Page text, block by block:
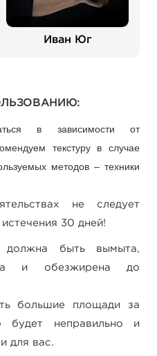
Иван Юг
в зависимости от
текстуру в случае
методов – техники
не следует
30 дней!
должна быть вымыта,
и обезжирена до
большие площади за
неправильно и
для вас.